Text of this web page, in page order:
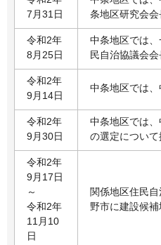
7月31日
条地区研究会
令和2年
8月25日
中条地区では
民自治協議会
令和2年
9月14日
中条地区では
令和2年
9月30日
中条地区では
の選定について
令和2年
9月17日
～
令和2年
11月10
日
関係地区住民
野市に建設候